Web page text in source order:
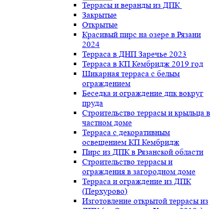
Террасы и веранды из ДПК
Закрытые
Открытые
Красивый пирс на озере в Рязани
2024
Терраса в ДНП Заречье 2023
Терраса в КП Кембридж 2019 год
Шикарная терраса с белым
ограждением
Беседка и ограждение дпк вокруг
пруда
Строительство террасы и крыльца в
частном доме
Терраса с декоративным
освещением КП Кембридж
Пирс из ДПК в Рязанской области
Строительство террасы и
ограждения в загородном доме
Терраса и ограждение из ДПК
(Перхурово)
Изготовление открытой террасы из